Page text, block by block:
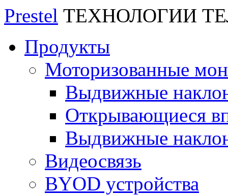
Prestel ТЕХНОЛОГИИ
Продукты
Моторизованные
Выдвижные
Открывающиеся
Выдвижные
Видеосвязь
BYOD устройства